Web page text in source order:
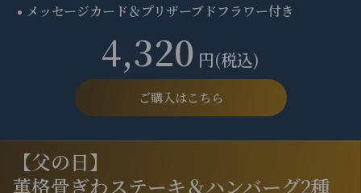
メッセージカード＆プリザーブドフラワー付き
4,320 円(税込)
ご購入はこちら
【父の日】
薫格骨ぎわステーキ＆ハンバーグ2種